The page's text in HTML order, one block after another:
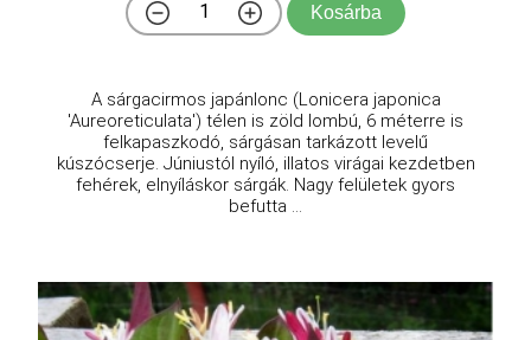
Kosárba
A sárgacirmos japánlonc (Lonicera japonica
'Aureoreticulata') télen is zöld lombú, 6 méterre is
felkapaszkodó, sárgásan tarkázott levelű
kúszócserje. Júniustól nyíló, illatos virágai kezdetben
fehérek, elnyíláskor sárgák. Nagy felületek gyors
befutta ...